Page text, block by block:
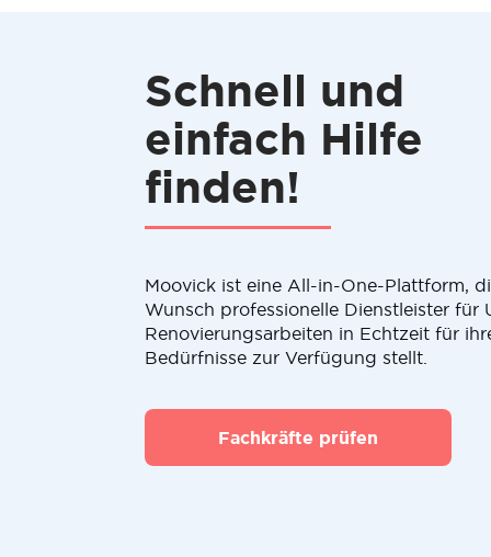
Schnell und
einfach Hilfe
finden!
Moovick ist eine All-in-One-Plattform,
Wunsch professionelle Dienstleister für
Renovierungsarbeiten in Echtzeit für
Bedürfnisse zur Verfügung stellt.
Fachkräfte prüfen